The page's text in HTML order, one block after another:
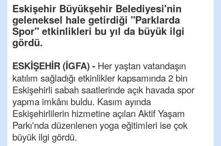
Eskişehir Büyükşehir Belediyesi'nin
geleneksel hale getirdiği "Parklarda
Spor" etkinlikleri bu yıl da büyük ilgi
gördü.
ESKİŞEHİR (İGFA) - Her yaştan vatandaşın
katılım sağladığı etkinlikler kapsamında 2 bin
Eskişehirli sabah saatlerinde açık havada spor
yapma imkânı buldu. Kasım ayında
Eskişehirlilerin hizmetine açılan Aktif Yaşam
Parkı'nda düzenlenen yoga eğitimleri ise çok
büyük ilgi gördü.